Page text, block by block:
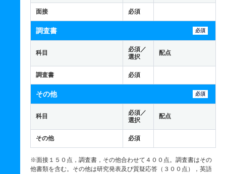
面接 必須
調査書 必須
科目
必須／
選択
配点
調査書 必須
その他 必須
科目
必須／
選択
配点
その他 必須
※面接１５０点，調査書，その他合わせて４００点。調査書はその
他書類を含む。その他は研究発表及び質疑応答（３００点），英語